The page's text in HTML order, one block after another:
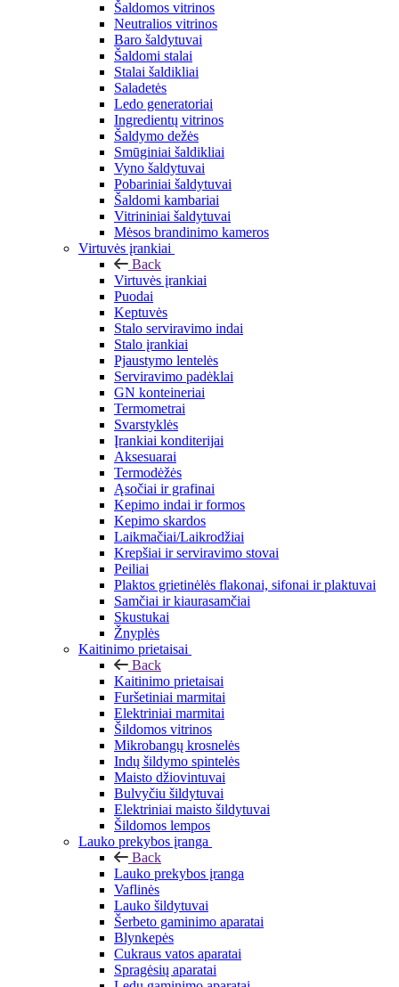
Šaldomos vitrinos
Neutralios vitrinos
Baro šaldytuvai
Šaldomi stalai
Stalai šaldikliai
Saladetės
Ledo generatoriai
Ingredientų vitrinos
Šaldymo dežės
Smūginiai šaldikliai
Vyno šaldytuvai
Pobariniai šaldytuvai
Šaldomi kambariai
Vitrininiai šaldytuvai
Mėsos brandinimo kameros
Virtuvės įrankiai
Back
Virtuvės įrankiai
Puodai
Keptuvės
Stalo serviravimo indai
Stalo įrankiai
Pjaustymo lentelės
Serviravimo padėklai
GN konteineriai
Termometrai
Svarstyklės
Įrankiai konditerijai
Aksesuarai
Termodėžės
Ąsočiai ir grafinai
Kepimo indai ir formos
Kepimo skardos
Laikmačiai/Laikrodžiai
Krepšiai ir serviravimo stovai
Peiliai
Plaktos grietinėlės flakonai, sifonai ir plaktuvai
Samčiai ir kiaurasamčiai
Skustukai
Žnyplės
Kaitinimo prietaisai
Back
Kaitinimo prietaisai
Furšetiniai marmitai
Elektriniai marmitai
Šildomos vitrinos
Mikrobangų krosnelės
Indų šildymo spintelės
Maisto džiovintuvai
Bulvyčiu šildytuvai
Elektriniai maisto šildytuvai
Šildomos lempos
Lauko prekybos įranga
Back
Lauko prekybos įranga
Vaflinės
Lauko šildytuvai
Šerbeto gaminimo aparatai
Blynkepės
Cukraus vatos aparatai
Spragėsių aparatai